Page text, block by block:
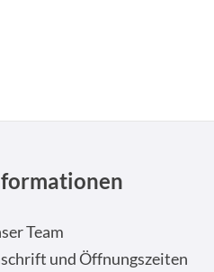
Team
und Öffnungszeiten